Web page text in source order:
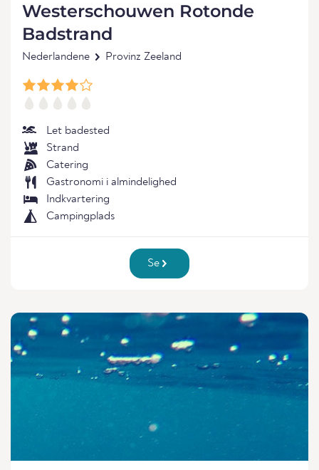
Westerschouwen Rotonde
Badstrand
Nederlandene Provinz Zeeland
Let badested
Strand
Catering
Gastronomi i almindelighed
Indkvartering
Campingplads
Se